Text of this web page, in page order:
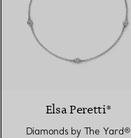
Elsa Peretti®
Diamonds by The Yard®